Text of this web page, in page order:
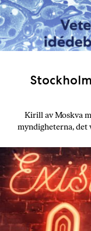
Kirill av Moskva
myndigheterna,